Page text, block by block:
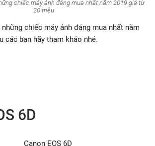
chiếc máy ảnh đáng mua nhất năm 2019 giá từ
20 triệu
chiếc máy ảnh đáng mua nhất năm
các bạn hãy tham khảo nhé.
6D